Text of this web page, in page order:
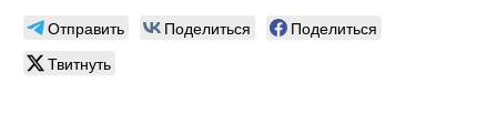
Отправить Поделиться
Поделиться
Твитнуть